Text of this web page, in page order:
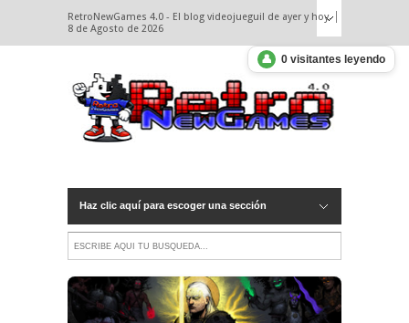
RetroNewGames 4.0 - El blog videojueguil de ayer y hoy.
8 de Agosto de 2026
Haz clic aquí para escoger una sección
👤 0 visitantes leyendo